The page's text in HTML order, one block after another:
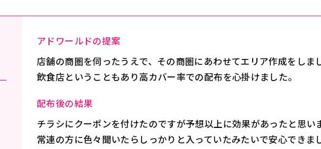
アドワールドの提案
店舗の商圏を伺ったうえで、その商圏にあわせてエリア作成をしま
飲食店ということもあり高カバー率での配布を心掛けました。
配布後の結果
チラシにクーポンを付けたのですが予想以上に効果があったと思い
常連の方に色々聞いたらしっかりと入っていたみたいで安心でき